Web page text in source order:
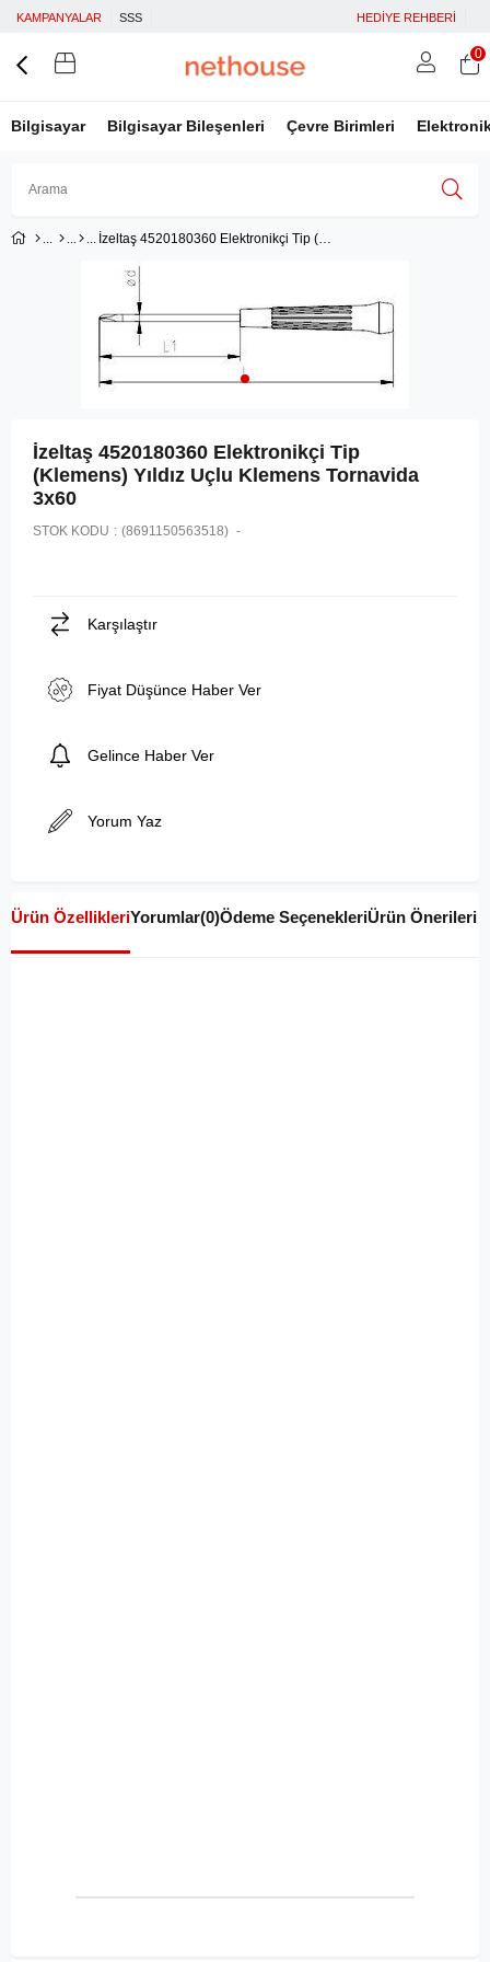
KAMPANYALAR SSS HEDİYE REHBERİ
Bilgisayar Bilgisayar Bileşenleri Çevre Birimleri
Üye Girişi Facebook İle Bağlan
0
İzeltaş 4520180360 Elektronikçi Tip (Klemens) Yıldız Uçlu Klemens Tornavida 3x60
İzeltaş 4520180360 Elektronikçi Tip
(Klemens) Yıldız Uçlu Klemens Tornavida
3x60
STOK KODU (8691150563518)
Karşılaştır
Fiyat Düşünce Haber Ver
Gelince Haber Ver
Yorum Yaz
Ürün ÖzellikleriYorumlar(0)Ödeme SeçenekleriÜrün Önerileri